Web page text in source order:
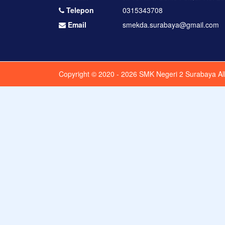
Telepon
0315343708
Email
smekda.surabaya@gmail.com
Copyright © 2020 - 2026 SMK Negeri 2 Surabaya